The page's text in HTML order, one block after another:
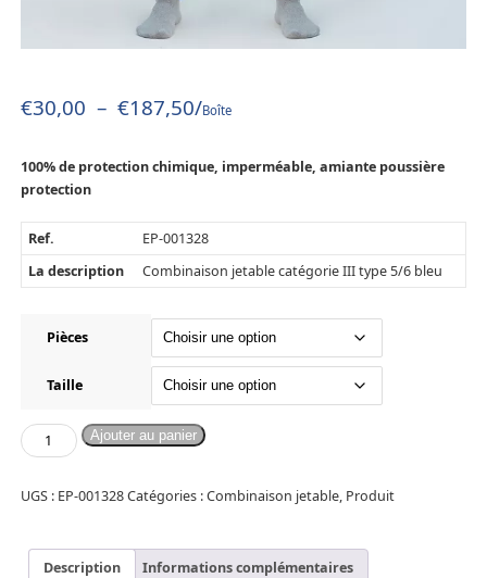
€30,00 – €187,50/Boîte
100% de protection chimique, imperméable, amiante poussière
protection
Ref.
EP-001328
La description
Combinaison jetable catégorie III type 5/6 bleu
Pièces
Taille
Ajouter au panier
UGS : EP-001328Catégories :Combinaison jetable, Produit
Description Informations complémentaires